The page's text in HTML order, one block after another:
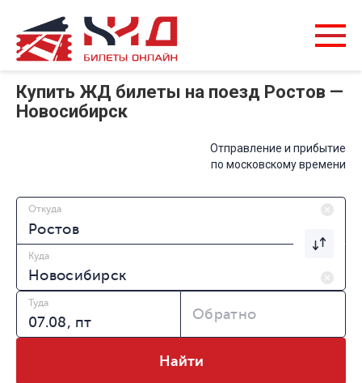
Купить ЖД билеты на поезд Ростов —
Новосибирск
Отправление и прибытие
по московскому времени
Откуда
Куда
Туда
Обратно
Найти